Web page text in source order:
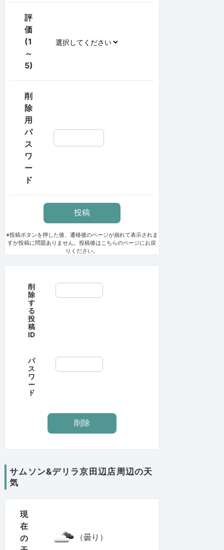
評
価
(1
～
5)
削
除
用
パ
ス
ワ
ー
ド
※投稿ボタンを押した後、遷移後のページが崩れて表示されま
すが投稿に問題ありません。投稿後はこちらのページにお戻
りください。
削
除
す
る
投
稿
ID
パ
ス
ワ
ー
ド
サムソン&デリラ京田辺店周辺の天
気
現
在
の
（曇り）